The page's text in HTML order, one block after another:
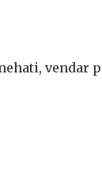
vendar